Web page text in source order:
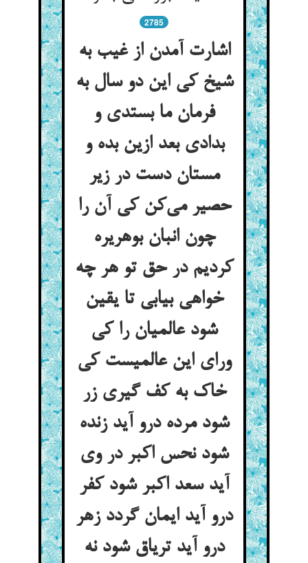
2785
اشارت آمدن از غیب به
شیخ کی این دو سال به
فرمان ما بستدی و
بدادی بعد ازین بده و
مستان دست در زیر
حصیر می‌کن کی آن را
چون انبان بوهریره
کردیم در حق تو هر چه
خواهی بیابی تا یقین
شود عالمیان را کی
ورای این عالمیست کی
خاک به کف گیری زر
شود مرده درو آید زنده
شود نحس اکبر در وی
آید سعد اکبر شود کفر
درو آید ایمان گردد زهر
درو آید تریاق شود نه